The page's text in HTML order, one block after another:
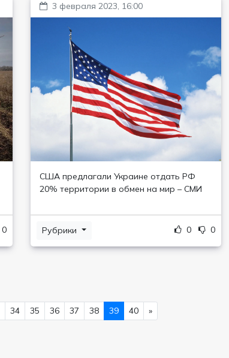
0
3 февраля 2023, 16:00
США предлагали Украине отдать РФ
20% территории в обмен на мир – СМИ
Рубрики 0 0
34 35 36 37 38 39 40 »